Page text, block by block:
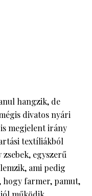
hangzik, de
divatos nyári
megjelent irány
textíliákból
egyszerű
ami pedig
hogy farmer, pamut,